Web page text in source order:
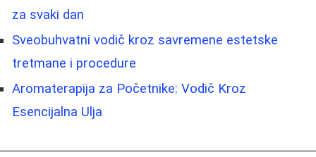
za svaki dan
Sveobuhvatni vodič kroz savremene estetske
tretmane i procedure
Aromaterapija za Početnike: Vodič Kroz
Esencijalna Ulja